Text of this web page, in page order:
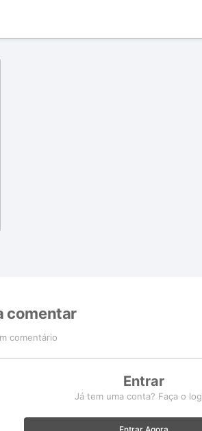
comentar
comentário
Entrar
Já tem uma conta? Faça o